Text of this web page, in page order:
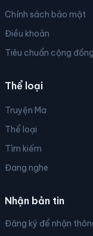
Chính sách bảo mật
Điều khoản
Tiêu chuẩn cộng đồng
Thể loại
Truyện Ma
Thể loại
Tìm kiếm
Đang nghe
Nhận bản tin
Đăng ký để nhận